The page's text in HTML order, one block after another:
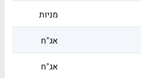
מניות
אג"ח
אג"ח